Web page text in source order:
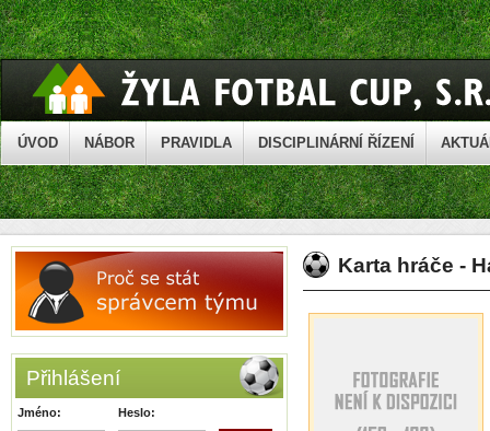
ÚVOD NÁBOR PRAVIDLA DISCIPLINÁRNÍ ŘÍZENÍ
Přihlášení
Jméno: Heslo:
Karta hráče -